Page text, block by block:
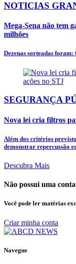
NOTICIAS
Mega-Sena não tem
milhões
Dezenas sorteadas foram:
SEGURANÇA
Nova lei cria filtros
Além dos critérios
demonstrar repercussão
Descubra Mais
Não possui uma
Você pode ler matérias
Criar minha conta
Navegue